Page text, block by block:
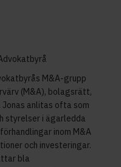
M&A-grupp
(M&A), bolagsrätt,
anlitas ofta som
styrelser i ägarledda
inom M&A
och investeringar.
bla